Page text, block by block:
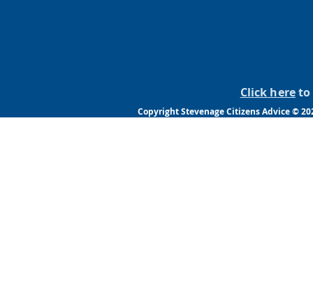
Click hereto
Copyright Stevenage Citizens Advice ©